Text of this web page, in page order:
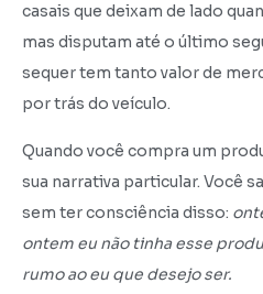
casais que deixam de lado
mas disputam até o último
sequer tem tanto valor de
por trás do veículo.
Quando você compra um
sua narrativa particular. Você
sem ter consciência disso:
ontem eu não tinha esse
rumo ao eu que desejo ser.